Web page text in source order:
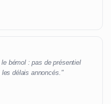
bémol : pas de présentiel
délais annoncés."